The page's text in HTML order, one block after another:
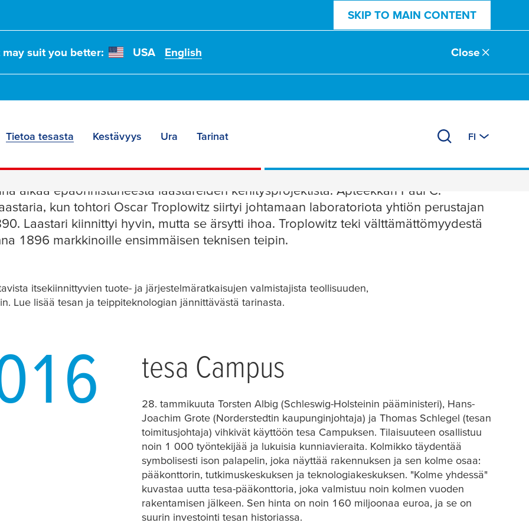
SKIP TO MAIN CONTENT
suit you better: USA English Close
Tietoa tesasta Kestävyys Ura Tarinat FI
alkaa epäonnistuneesta laastareiden kehitysprojektista. Apteekkari Paul C.
kun tohtori Oscar Troplowitz siirtyi johtamaan laboratoriota yhtiön perustajan
Laastari kiinnittyi hyvin, mutta se ärsytti ihoa. Troplowitz teki välttämättömyydestä
1896 markkinoille ensimmäisen teknisen teipin.
itsekiinnittyvien tuote- ja järjestelmäratkaisujen valmistajista teollisuuden,
Lue lisää tesan ja teippiteknologian jännittävästä tarinasta.
16 tesa Campus
28. tammikuuta Torsten Albig (Schleswig-Holsteinin pääministeri), Hans-
Joachim Grote (Norderstedtin kaupunginjohtaja) ja Thomas Schlegel (tesan
toimitusjohtaja) vihkivät käyttöön tesa Campuksen. Tilaisuuteen osallistuu
noin 1 000 työntekijää ja lukuisia kunniavieraita. Kolmikko täydentää
symbolisesti ison palapelin, joka näyttää rakennuksen ja sen kolme osaa:
pääkonttorin, tutkimuskeskuksen ja teknologiakeskuksen. "Kolme yhdessä"
kuvastaa uutta tesa-pääkonttoria, joka valmistuu noin kolmen vuoden
rakentamisen jälkeen. Sen hinta on noin 160 miljoonaa euroa, ja se on
suurin investointi tesan historiassa.